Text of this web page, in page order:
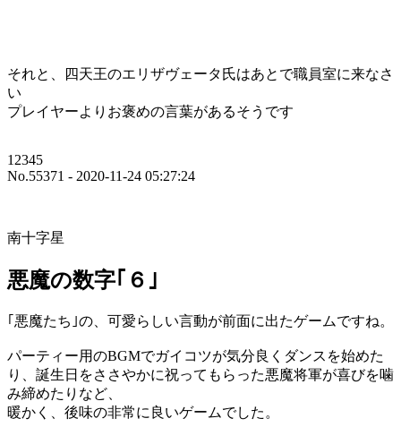
それと、四天王のエリザヴェータ氏はあとで職員室に来なさ
い
プレイヤーよりお褒めの言葉があるそうです
12345
No.55371 - 2020-11-24 05:27:24
南十字星
悪魔の数字｢６｣
｢悪魔たち｣の、可愛らしい言動が前面に出たゲームですね。
パーティー用のBGMでガイコツが気分良くダンスを始めた
り、誕生日をささやかに祝ってもらった悪魔将軍が喜びを噛
み締めたりなど、
暖かく、後味の非常に良いゲームでした。